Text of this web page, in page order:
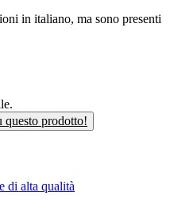
in italiano, ma sono presenti
questo prodotto!
di alta qualità